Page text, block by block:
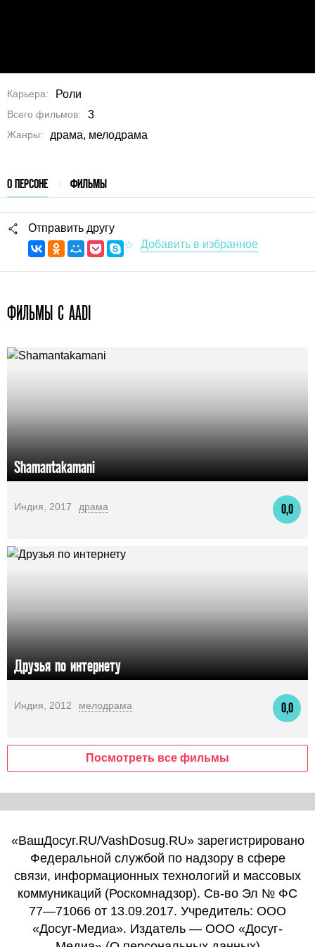
Карьера Роли
Всего фильмов 3
Жанры драма, мелодрама
О ПЕРСОНЕ ФИЛЬМЫ
Отправить другу
ФИЛЬМЫ С AADI
Shamantakamani
0,0
Индия, 2017 драма
Друзья по интернету
0,0
Индия, 2012 мелодрама
Посмотреть все фильмы
«ВашДосуг.RU/VashDosug.RU» зарегистрировано
Федеральной службой по надзору в сфере
связи, информационных технологий и массовых
коммуникаций (Роскомнадзор). Св-во Эл № ФС
77—71066 от 13.09.2017. Учредитель: ООО
«Досуг-Медиа». Издатель — ООО «Досуг-